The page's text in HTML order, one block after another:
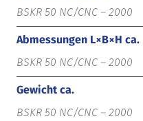
Abmessungen L×B×H ca.
Gewicht ca.